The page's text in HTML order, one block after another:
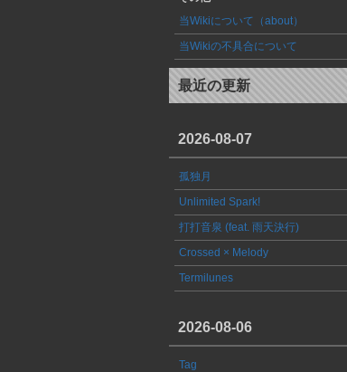
当Wikiについて（about）
当Wikiの不具合について
最近の更新
2026-08-07
孤独月
Unlimited Spark!
打打音泉 (feat. 雨天決行)
Crossed × Melody
Termilunes
2026-08-06
Tag